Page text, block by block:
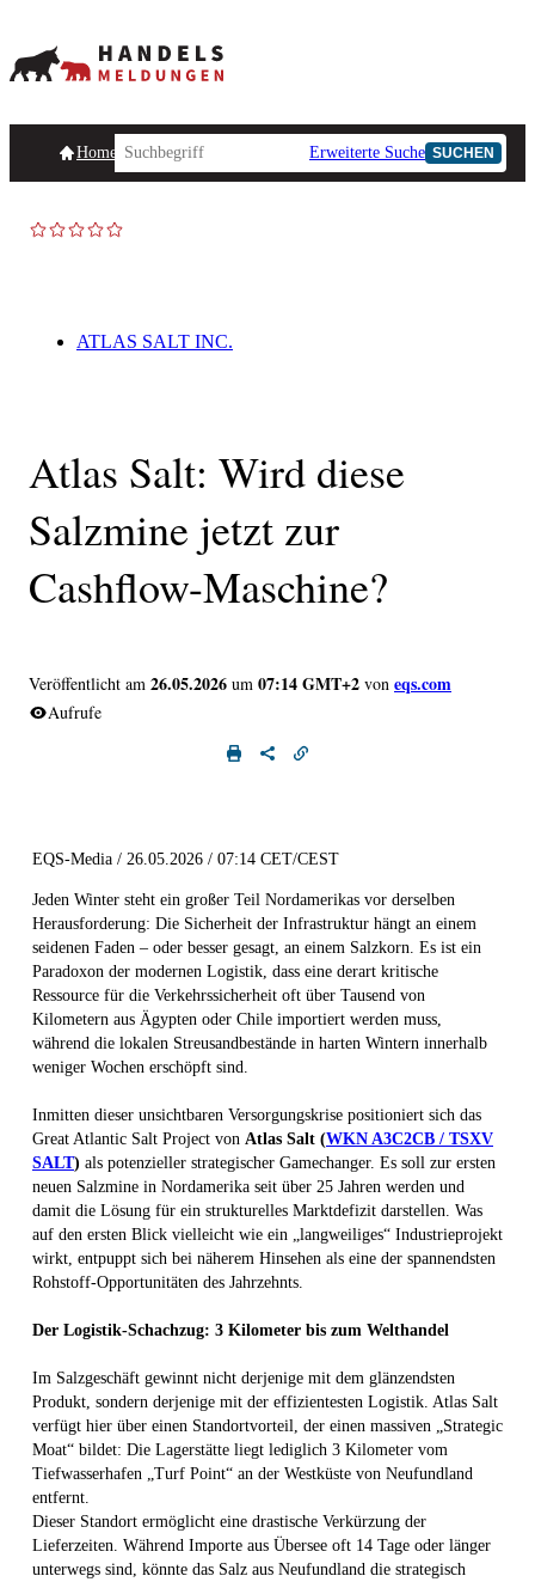
HomepageHandelsmeldungen Ad-Hoc-Meldungen
Erweiterte Suche SUCHEN
ATLAS SALT INC.
Atlas Salt: Wird diese
Salzmine jetzt zur
Cashflow-Maschine?
Veröffentlicht am 26.05.2026 um 07:14 GMT+2 von eqs.com
Aufrufe
EQS-Media / 26.05.2026 / 07:14 CET/CEST
Jeden Winter steht ein großer Teil Nordamerikas vor derselben
Herausforderung: Die Sicherheit der Infrastruktur hängt an einem
seidenen Faden – oder besser gesagt, an einem Salzkorn. Es ist ein
Paradoxon der modernen Logistik, dass eine derart kritische
Ressource für die Verkehrssicherheit oft über Tausend von
Kilometern aus Ägypten oder Chile importiert werden muss,
während die lokalen Streusandbestände in harten Wintern innerhalb
weniger Wochen erschöpft sind.
Inmitten dieser unsichtbaren Versorgungskrise positioniert sich das
Great Atlantic Salt Project von Atlas Salt (WKN A3C2CB / TSXV
SALT) als potenzieller strategischer Gamechanger. Es soll zur ersten
neuen Salzmine in Nordamerika seit über 25 Jahren werden und
damit die Lösung für ein strukturelles Marktdefizit darstellen. Was
auf den ersten Blick vielleicht wie ein „langweiliges“ Industrieprojekt
wirkt, entpuppt sich bei näherem Hinsehen als eine der spannendsten
Rohstoff-Opportunitäten des Jahrzehnts.
Der Logistik-Schachzug: 3 Kilometer bis zum Welthandel
Im Salzgeschäft gewinnt nicht derjenige mit dem glänzendsten
Produkt, sondern derjenige mit der effizientesten Logistik. Atlas Salt
verfügt hier über einen Standortvorteil, der einen massiven „Strategic
Moat“ bildet: Die Lagerstätte liegt lediglich 3 Kilometer vom
Tiefwasserhafen „Turf Point“ an der Westküste von Neufundland
entfernt.
Dieser Standort ermöglicht eine drastische Verkürzung der
Lieferzeiten. Während Importe aus Übersee oft 14 Tage oder länger
unterwegs sind, könnte das Salz aus Neufundland die strategisch